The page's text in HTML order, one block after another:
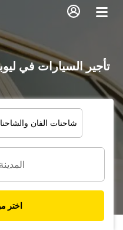
تأجير السيارات في
شاحنات الفان
اختر